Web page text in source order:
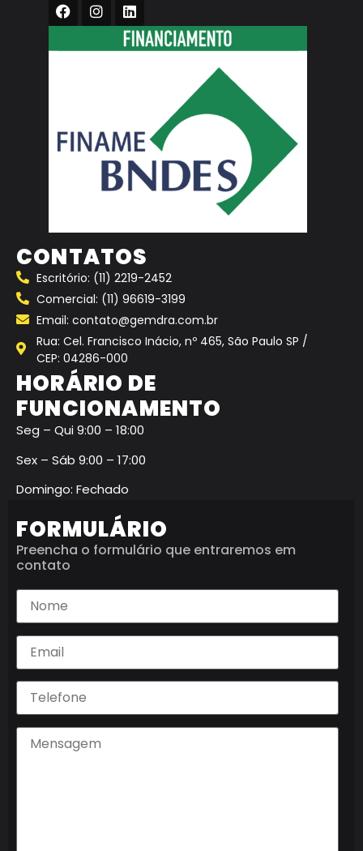
CONTATOS
Escritório: (11) 2219-2452
Comercial: (11) 96619-3199
Email: contato@gemdra.com.br
Rua: Cel. Francisco Inácio, nº 465, São Paulo SP /
CEP: 04286-000
HORÁRIO DE
FUNCIONAMENTO
Seg – Qui 9:00 – 18:00
Sex – Sáb 9:00 – 17:00
Domingo: Fechado
FORMULÁRIO
Preencha o formulário que entraremos em
contato